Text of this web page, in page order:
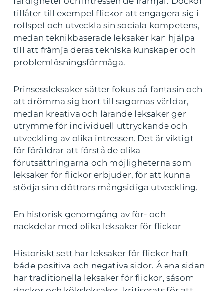
tillåter till exempel flickor att engagera sig i
rollspel och utveckla sin sociala kompetens,
medan teknikbaserade leksaker kan hjälpa
till att främja deras tekniska kunskaper och
problemlösningsförmåga.
Prinsessleksaker sätter fokus på fantasin och
att drömma sig bort till sagornas världar,
medan kreativa och lärande leksaker ger
utrymme för individuell uttryckande och
utveckling av olika intressen. Det är viktigt
för föräldrar att förstå de olika
förutsättningarna och möjligheterna som
leksaker för flickor erbjuder, för att kunna
stödja sina döttrars mångsidiga utveckling.
En historisk genomgång av för- och
nackdelar med olika leksaker för flickor
Historiskt sett har leksaker för flickor haft
både positiva och negativa sidor. Å ena sidan
har traditionella leksaker för flickor, såsom